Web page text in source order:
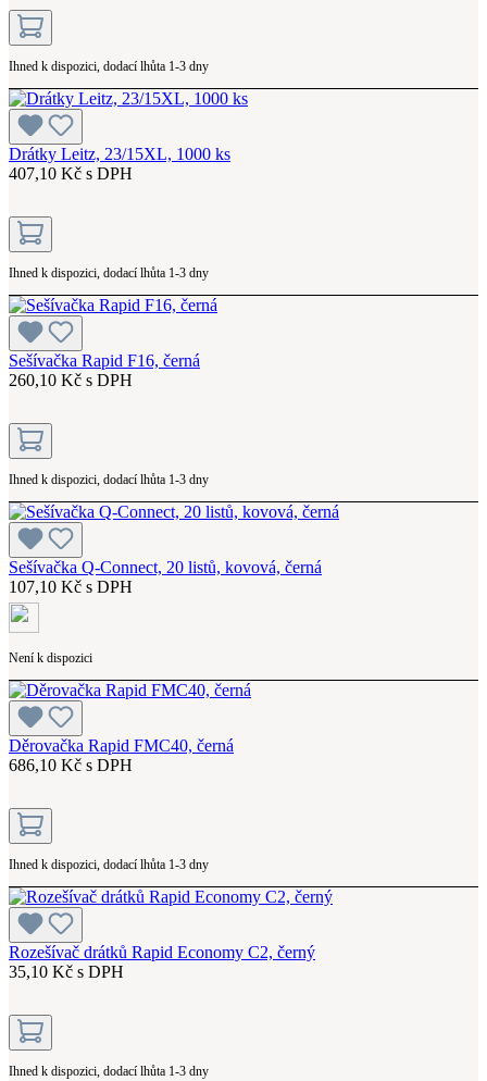
Ihned k dispozici, dodací lhůta 1-3 dny
Drátky Leitz, 23/15XL, 1000 ks
407,10 Kč s DPH
Ihned k dispozici, dodací lhůta 1-3 dny
Sešívačka Rapid F16, černá
260,10 Kč s DPH
Ihned k dispozici, dodací lhůta 1-3 dny
Sešívačka Q-Connect, 20 listů, kovová, černá
107,10 Kč s DPH
Není k dispozici
Děrovačka Rapid FMC40, černá
686,10 Kč s DPH
Ihned k dispozici, dodací lhůta 1-3 dny
Rozešívač drátků Rapid Economy C2, černý
35,10 Kč s DPH
Ihned k dispozici, dodací lhůta 1-3 dny